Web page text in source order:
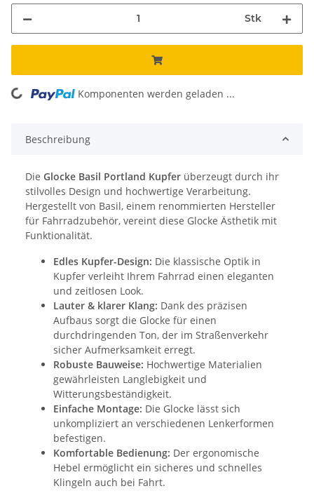
Stk
Loading... Komponenten werden geladen ...
Beschreibung
Die Glocke Basil Portland Kupfer überzeugt durch ihr
stilvolles Design und hochwertige Verarbeitung.
Hergestellt von Basil, einem renommierten Hersteller
für Fahrradzubehör, vereint diese Glocke Ästhetik mit
Funktionalität.
Edles Kupfer-Design: Die klassische Optik in
Kupfer verleiht Ihrem Fahrrad einen eleganten
und zeitlosen Look.
Lauter & klarer Klang: Dank des präzisen
Aufbaus sorgt die Glocke für einen
durchdringenden Ton, der im Straßenverkehr
sicher Aufmerksamkeit erregt.
Robuste Bauweise: Hochwertige Materialien
gewährleisten Langlebigkeit und
Witterungsbeständigkeit.
Einfache Montage: Die Glocke lässt sich
unkompliziert an verschiedenen Lenkerformen
befestigen.
Komfortable Bedienung: Der ergonomische
Hebel ermöglicht ein sicheres und schnelles
Klingeln auch bei Fahrt.